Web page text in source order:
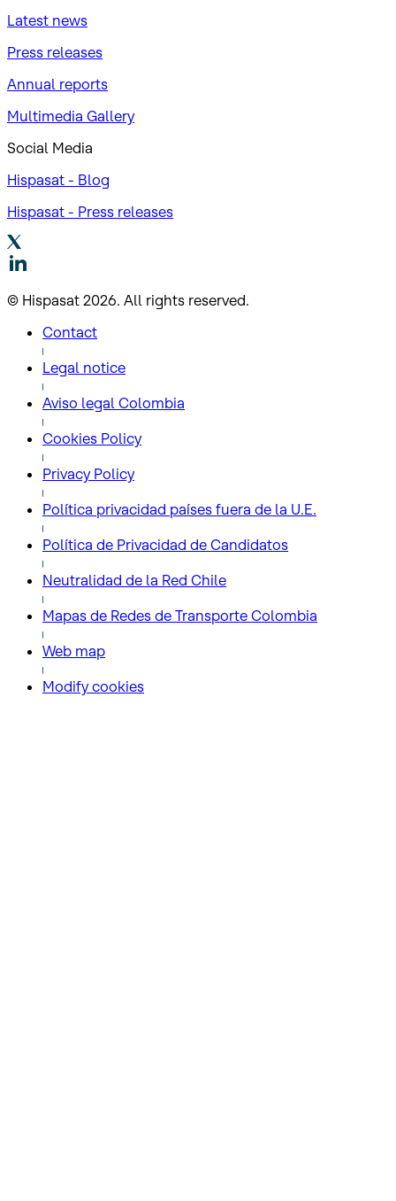
Latest news
Press releases
Annual reports
Multimedia Gallery
Social Media
Hispasat - Blog
Hispasat - Press releases
© Hispasat 2026. All rights reserved.
Contact
Legal notice
Aviso legal Colombia
Cookies Policy
Privacy Policy
Política privacidad países fuera de la U.E.
Política de Privacidad de Candidatos
Neutralidad de la Red Chile
Mapas de Redes de Transporte Colombia
Web map
Modify cookies